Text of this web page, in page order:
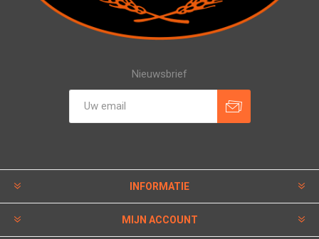
Nieuwsbrief
INFORMATIE
MIJN ACCOUNT